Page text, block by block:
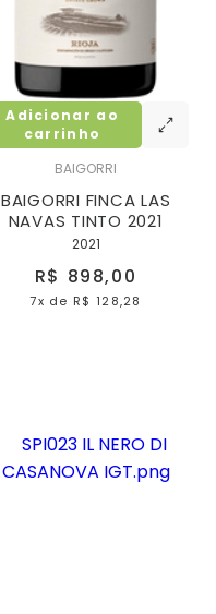
BAIGORRI
BAIGORRI FINCA LAS
NAVAS TINTO 2021
2021
R$ 898,00
7x de R$ 128,28
Adicionar ao
carrinho